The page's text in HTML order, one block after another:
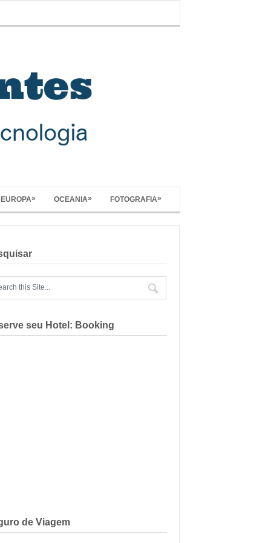
EUROPA» OCEANIA» FOTOGRAFIA»
seu Hotel: Booking
de Viagem